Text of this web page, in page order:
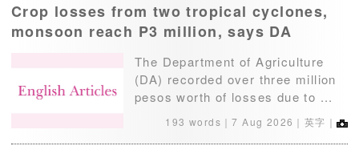
Crop losses from two tropical cyclones,
monsoon reach P3 million, says DA
The Department of Agriculture
(DA) recorded over three million
pesos worth of losses due to ...
193 words｜7 Aug 2026 ｜英字｜